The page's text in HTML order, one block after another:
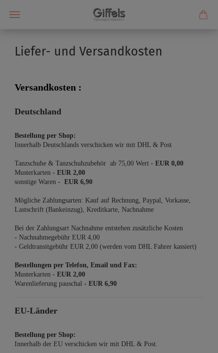
Liefer- und Versandkosten
Versandkosten :
Deutschland
Bestellung per Shop:
Innerhalb Deutschlands verschicken wir mit DHL & Post
Tanzschuhe & Tanzschuhzubehör ab 75,00 Wert - EUR 0,00
Musterkarten - EUR 2,00
sonstige Waren - EUR 6,90
Mögliche Zahlungsarten: Kauf auf Rechnung, Paypal, Vorkasse,
Lastschrift (Bankeinzug), Kreditkarte, Nachnahme
Bei der Zahlungsart Nachnahme entstehen zusätzliche Kosten
- Nachnahmegebühr EUR 4,00
- Geldtransitgebühr EUR 2,00 (werden vom DHL Fahrer kassiert)
Bestellungen per Telefon, Email und Fax:
Musterkarten - EUR 2,00
Warenlieferung pauschal - EUR 6,90
EU-Länder
Bestellung per Shop:
Innerhalb der EU verschicken wir mit DHL & Post.